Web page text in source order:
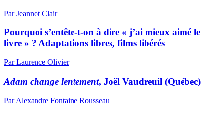
Par Jeannot Clair
Pourquoi s’entête-t-on à dire « j’ai mieux aimé le
livre » ? Adaptations libres, films libérés
Par Laurence Olivier
Adam change lentement, Joël Vaudreuil (Québec)
Par Alexandre Fontaine Rousseau